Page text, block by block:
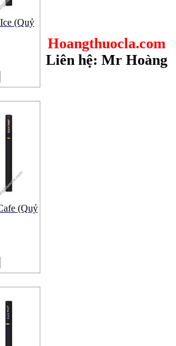
(Quỷ
(Quỷ
Hoangthuocla.com
Liên hệ: Mr Hoàng